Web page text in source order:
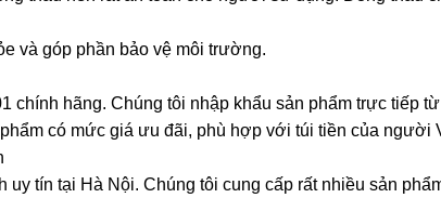
và góp phần bảo vệ môi trường.
hãng. Chúng tôi nhập khẩu sản phẩm trực tiếp
có mức giá ưu đãi, phù hợp với túi tiền của người
tín tại Hà Nội. Chúng tôi cung cấp rất nhiều sản